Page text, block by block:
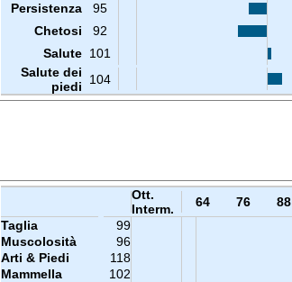
Persistenza
95
Chetosi
92
Salute 101
Salute dei
piedi
104
Ott.
Interm.
64 76 88
Taglia
99
Muscolosità
96
Arti & Piedi
118
Mammella
102